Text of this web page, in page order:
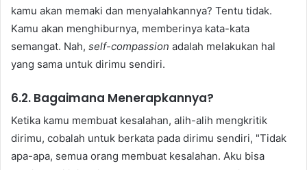
kamu akan memaki dan menyalahkannya? Tentu tidak.
Kamu akan menghiburnya, memberinya kata-kata
semangat. Nah, self-compassion adalah melakukan hal
yang sama untuk dirimu sendiri.
6.2. Bagaimana Menerapkannya?
Ketika kamu membuat kesalahan, alih-alih mengkritik
dirimu, cobalah untuk berkata pada dirimu sendiri, "Tidak
apa-apa, semua orang membuat kesalahan. Aku bisa